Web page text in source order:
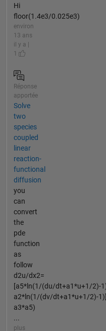
Hi
floor(1.4e3/0.025e3)
environ
13 ans
il y a |
1
Réponse
apportée
Solve
two
species
coupled
linear
reaction-
functional
diffusion
you
can
convert
the
pde
function
as
follow
d2u/dx2=
[a5*ln(1/(du/dt+a1*u+1/2)-
a2*ln(1/(dv/dt+a1*u+1/2)-
a3*a5)
...
plus